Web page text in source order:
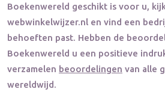
Boekenwereld geschikt is voor u,
webwinkelwijzer.nl en vind een
behoeften past. Hebben de
Boekenwereld u een positieve
verzamelen beoordelingen van alle
wereldwijd.